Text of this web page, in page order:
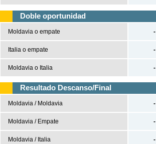
Doble oportunidad
Moldavia o empate
Italia o empate
Moldavia o Italia
-
-
-
Resultado Descanso/Final
Moldavia / Moldavia
Moldavia / Empate
Moldavia / Italia
-
-
-
Premier League
Bundesliga
Champions League
Europa League
Baloncesto
España